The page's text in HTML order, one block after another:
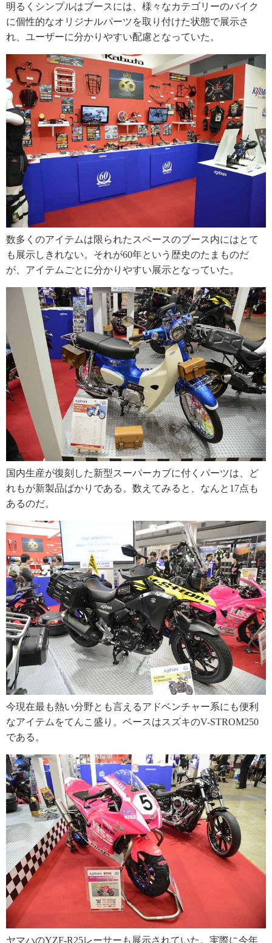
明るくシンプルはブースには、様々なカテゴリーのバイク
に個性的なオリジナルパーツを取り付けた状態で展示さ
れ、ユーザーに分かりやすい配慮となっていた。
数多くのアイテムは限られたスペースのブース内にはとて
も展示しきれない。それが60年という歴史のたまものだ
が、アイテムごとに分かりやすい展示となっていた。
国内生産が復刻した新型スーパーカブに付くパーツは、ど
れもが新製品ばかりである。数えてみると、なんと17点も
あるのだ。
今現在最も熱い分野とも言えるアドベンチャー系にも便利
なアイテムをてんこ盛り。ベースはスズキのV-STROM250
である。
ヤマハのYZF-R25レーサーも展示されていた。実際に今年